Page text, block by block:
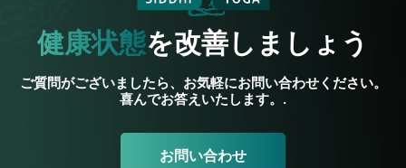
健康状態を改善しましょう
ご質問がございましたら、お気軽にお問い合わせください。
喜んでお答えいたします。.
お問い合わせ